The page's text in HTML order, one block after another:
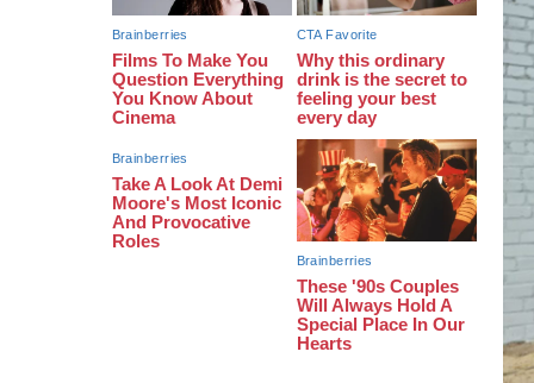
навчальних закладів (ФОТОФАКТ)
15:39
На честь загиблого захисника і
чемпіона світу в Черкасах відкрили
спортивно-реабілітаційний центр